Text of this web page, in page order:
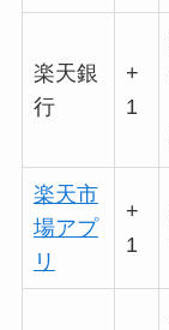
楽天銀
行
+
1
楽天市
場アプ
リ
+
1